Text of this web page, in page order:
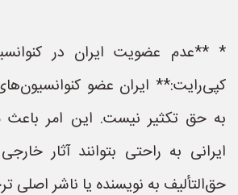
* **عدم عضویت ایران در
کپی‌رایت:** ایران عضو
به حق تکثیر نیست. این امر باعث
ایرانی به راحتی بتوانند آثار
حق‌التألیف به نویسنده یا ناشر اصلی